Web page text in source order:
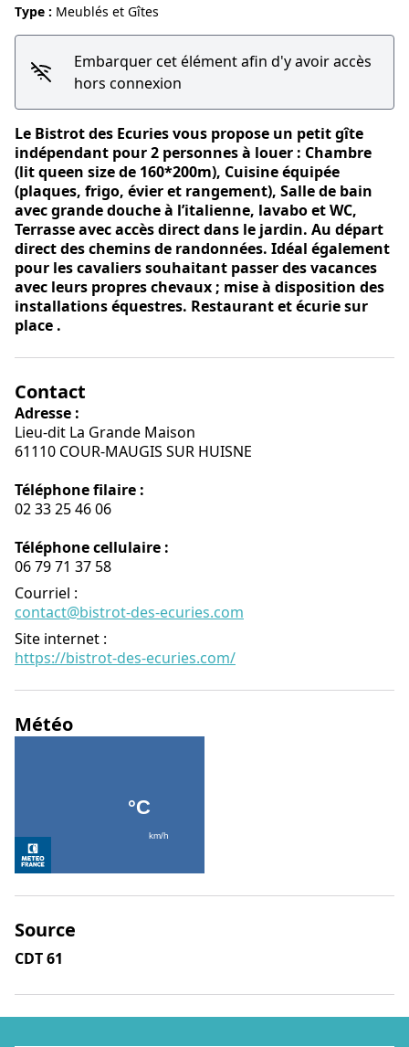
Type : Meublés et Gîtes
Embarquer cet élément afin d'y avoir accès
hors connexion
Le Bistrot des Ecuries vous propose un petit gîte
indépendant pour 2 personnes à louer : Chambre
(lit queen size de 160*200m), Cuisine équipée
(plaques, frigo, évier et rangement), Salle de bain
avec grande douche à l’italienne, lavabo et WC,
Terrasse avec accès direct dans le jardin. Au départ
direct des chemins de randonnées. Idéal également
pour les cavaliers souhaitant passer des vacances
avec leurs propres chevaux ; mise à disposition des
installations équestres. Restaurant et écurie sur
place .
Contact
Adresse :
Lieu-dit La Grande Maison
61110 COUR-MAUGIS SUR HUISNE
Téléphone filaire :
02 33 25 46 06
Téléphone cellulaire :
06 79 71 37 58
Courriel :
contact@bistrot-des-ecuries.com
Site internet :
https://bistrot-des-ecuries.com/
Météo
Source
CDT 61